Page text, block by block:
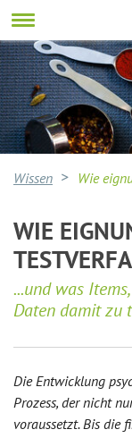
Wissen Wie
WIE
...und was
Daten damit zu
Die Entwicklung
Prozess, der nicht
voraussetzt. Bis die